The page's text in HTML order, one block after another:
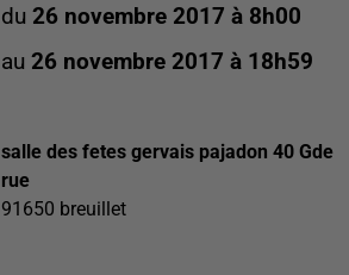
du 26 novembre 2017 à 8h00
au 26 novembre 2017 à 18h59
salle des fetes gervais pajadon 40 Gde
rue
91650 breuillet